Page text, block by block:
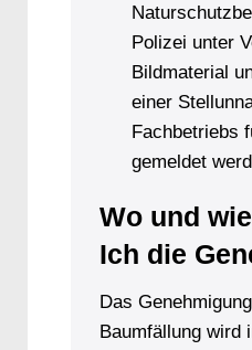
Polizei unter
Bildmaterial
einer
Fachbetriebs
gemeldet
Wo und
Ich die
Das
Baumfällung wird